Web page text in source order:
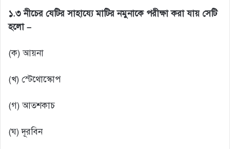
১.৩ নীচের যেটির সাহায্যে মাটির নমুনাকে পরীক্ষা করা যায় সেটি
হলো –
(ক) আয়না
(খ) স্টেথোস্কোপ
(গ) আতশকাচ
(ঘ) দূরবিন